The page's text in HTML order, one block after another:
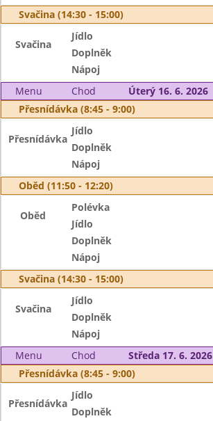
Svačina (14:30 - 15:00)
Svačina
Jídlo
Doplněk
Nápoj
Menu
Chod
Úterý 16. 6. 2026
Přesnídávka (8:45 - 9:00)
Přesnídávka
Jídlo
Doplněk
Nápoj
Oběd (11:50 - 12:20)
Oběd
Polévka
Jídlo
Doplněk
Nápoj
Svačina (14:30 - 15:00)
Svačina
Jídlo
Doplněk
Nápoj
Menu
Chod
Středa 17. 6. 2026
Přesnídávka (8:45 - 9:00)
Přesnídávka
Jídlo
Doplněk